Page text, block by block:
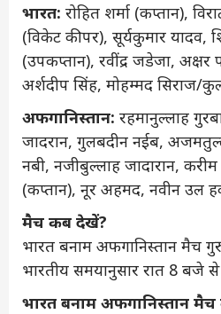
भारत: रोहित शर्मा (कप्तान),
(विकेट कीपर), सूर्यकुमार यादव,
(उपकप्तान), रवींद्र जडेजा, अक्षर
अर्शदीप सिंह, मोहम्मद सिराज/
अफगानिस्तान: रहमानुल्लाह
जादरान, गुलबदीन नईब,
नबी, नजीबुल्लाह जादारान,
(कप्तान), नूर अहमद, नवीन
मैच कब देखें?
भारत बनाम अफगानिस्तान मैच
भारतीय समयानुसार रात 8 बजे
भारत बनाम अफगानिस्तान